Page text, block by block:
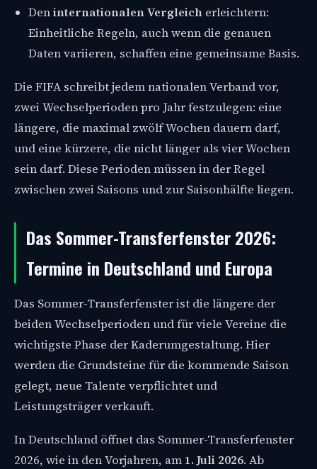
Deninternationalen Vergleich erleichtern:
Einheitliche Regeln, auch wenn die genauen
Daten variieren, schaffen eine gemeinsame Basis.
Die FIFA schreibt jedem nationalen Verband vor,
zwei Wechselperioden pro Jahr festzulegen: eine
längere, die maximal zwölf Wochen dauern darf,
und eine kürzere, die nicht länger als vier Wochen
sein darf. Diese Perioden müssen in der Regel
zwischen zwei Saisons und zur Saisonhälfte liegen.
Das Sommer-Transferfenster 2026:
Termine in Deutschland und Europa
Das Sommer-Transferfenster ist die längere der
beiden Wechselperioden und für viele Vereine die
wichtigste Phase der Kaderumgestaltung. Hier
werden die Grundsteine für die kommende Saison
gelegt, neue Talente verpflichtet und
Leistungsträger verkauft.
In Deutschland öffnet das Sommer-Transferfenster
2026, wie in den Vorjahren, am 1. Juli 2026. Ab